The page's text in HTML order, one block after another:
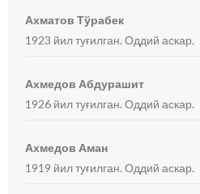
Ахматов Тўрабек
1923 йил туғилган. Оддий аскар.
Ахмедов Абдурашит
1926 йил туғилган. Оддий аскар.
Ахмедов Аман
1919 йил туғилган. Оддий аскар.